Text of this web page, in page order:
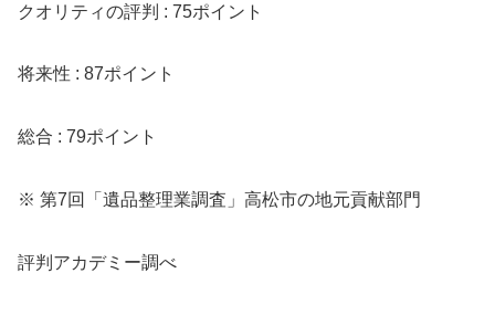
クオリティの評判 : 75ポイント
将来性 : 87ポイント
総合 : 79ポイント
※ 第7回「遺品整理業調査」高松市の地元貢献部門
評判アカデミー調べ